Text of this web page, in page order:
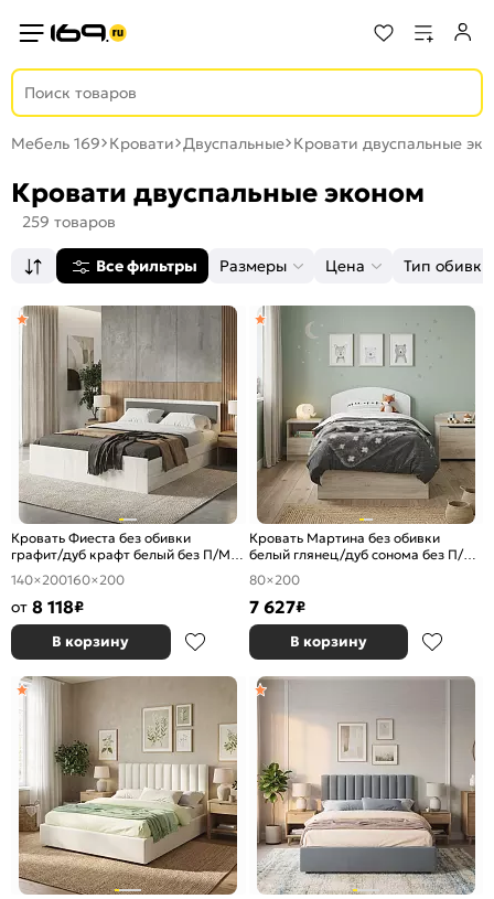
Мебель 169 Кровати Двуспальные Кровати двуспальные
Кровати двуспальные эконом
259 товаров
Все фильтры Размеры Цена Тип обивки
Кровать Фиеста без обивки
графит/дуб крафт белый без П/М
1400x2000, изголовье жесткое
140×200160×200
от 8 118₽
В корзину
Кровать Мартина без обивки
белый глянец/дуб сонома без П/М
800x2000, изголовье жесткое
80×200
7 627₽
В корзину